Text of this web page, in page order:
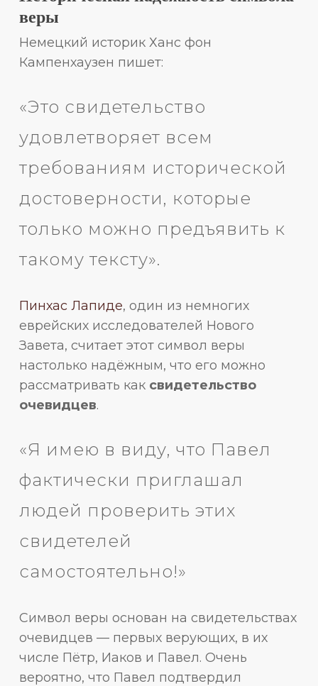
веры
Немецкий историк Ханс фон
Кампенхаузен пишет:
«Это свидетельство
удовлетворяет всем
требованиям исторической
достоверности, которые
только можно предъявить к
такому тексту».
Пинхас Лапиде, один из немногих
еврейских исследователей Нового
Завета, считает этот символ веры
настолько надёжным, что его можно
рассматривать как свидетельство
очевидцев.
«Я имею в виду, что Павел
фактически приглашал
людей проверить этих
свидетелей
самостоятельно!»
Символ веры основан на свидетельствах
очевидцев — первых верующих, в их
числе Пётр, Иаков и Павел. Очень
вероятно, что Павел подтвердил